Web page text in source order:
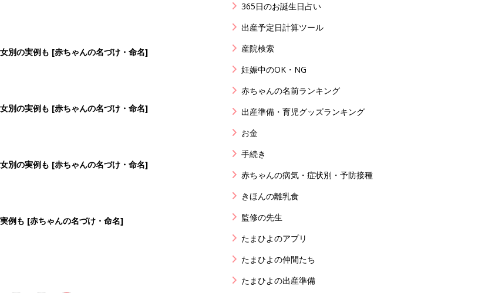
別の実例も [赤ちゃんの名づけ・命名]
別の実例も [赤ちゃんの名づけ・命名]
別の実例も [赤ちゃんの名づけ・命名]
例も [赤ちゃんの名づけ・命名]
365日のお誕生日占い
出産予定日計算ツール
産院検索
妊娠中のOK・NG
赤ちゃんの名前ランキング
出産準備・育児グッズランキング
お金
手続き
赤ちゃんの病気・症状別・予防接種
きほんの離乳食
監修の先生
たまひよのアプリ
たまひよの仲間たち
たまひよの出産準備